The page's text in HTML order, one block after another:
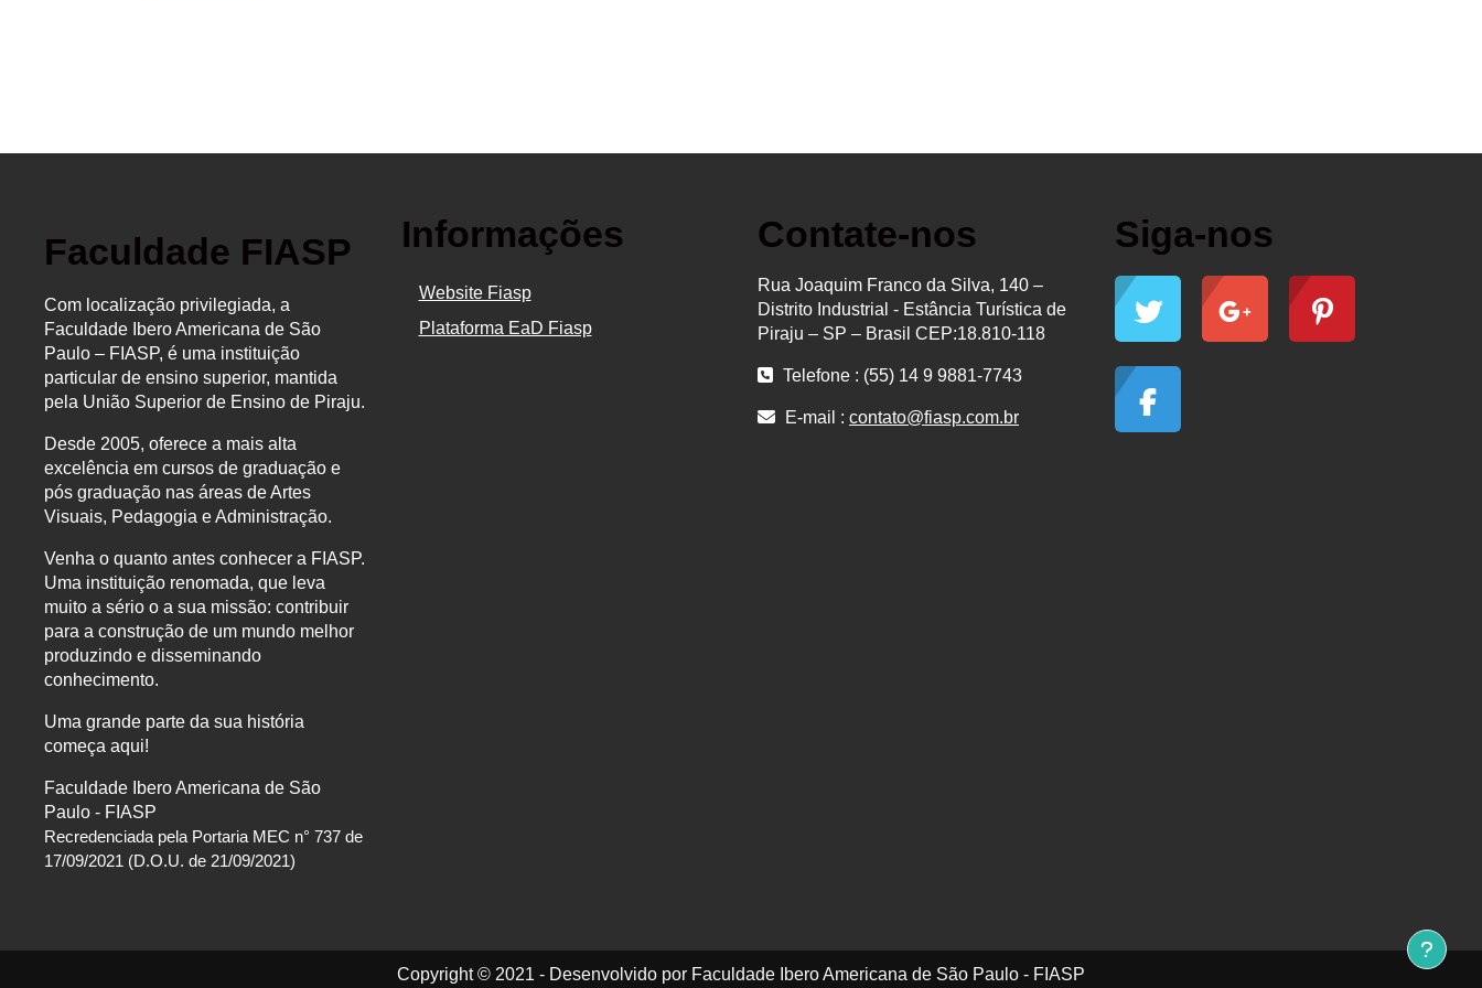
Faculdade FIASP
Com localização privilegiada, a
Faculdade Ibero Americana de São
Paulo – FIASP, é uma instituição
particular de ensino superior, mantida
pela União Superior de Ensino de Piraju.
Desde 2005, oferece a mais alta
excelência em cursos de graduação e
pós graduação nas áreas de Artes
Visuais, Pedagogia e Administração.
Venha o quanto antes conhecer a FIASP.
Uma instituição renomada, que leva
muito a sério o a sua missão: contribuir
para a construção de um mundo melhor
produzindo e disseminando
conhecimento.
Uma grande parte da sua história
começa aqui!
Faculdade Ibero Americana de São
Paulo - FIASP
Recredenciada pela Portaria MEC n° 737 de
17/09/2021 (D.O.U. de 21/09/2021)
Informações
Website Fiasp
Plataforma EaD Fiasp
Contate-nos
Rua Joaquim Franco da Silva, 140 –
Distrito Industrial - Estância Turística de
Piraju – SP – Brasil CEP:18.810-118
Telefone : (55) 14 9 9881-7743
E-mail : contato@fiasp.com.br
Siga-nos
Copyright © 2021 - Desenvolvido por Faculdade Ibero Americana de São Paulo - FIASP